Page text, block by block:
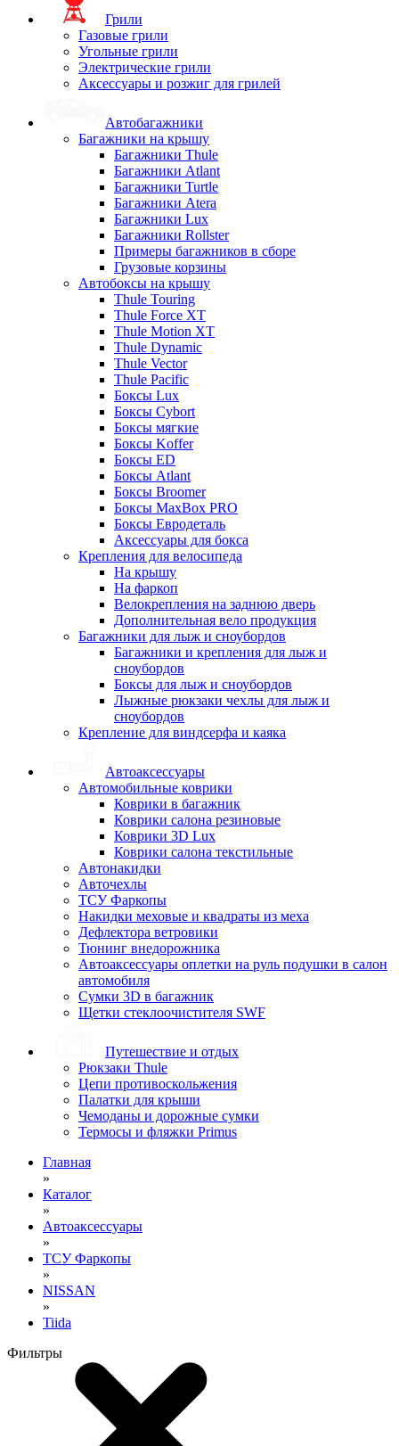
Грили
Газовые грили
Угольные грили
Электрические грили
Аксессуары и розжиг для грилей
Автобагажники
Багажники на крышу
Багажники Thule
Багажники Atlant
Багажники Turtle
Багажники Atera
Багажники Lux
Багажники Rollster
Примеры багажников в сборе
Грузовые корзины
Автобоксы на крышу
Thule Touring
Thule Force XT
Thule Motion XT
Thule Dynamic
Thule Vector
Thule Pacific
Боксы Lux
Боксы Cybort
Боксы мягкие
Боксы Koffer
Боксы ED
Боксы Atlant
Боксы Broomer
Боксы MaxBox PRO
Боксы Евродеталь
Аксессуары для бокса
Крепления для велосипеда
На крышу
На фаркоп
Велокрепления на заднюю дверь
Дополнительная вело продукция
Багажники для лыж и сноубордов
Багажники и крепления для лыж и
сноубордов
Боксы для лыж и сноубордов
Лыжные рюкзаки чехлы для лыж и
сноубордов
Крепление для виндсерфа и каяка
Автоаксессуары
Автомобильные коврики
Коврики в багажник
Коврики салона резиновые
Коврики 3D Lux
Коврики салона текстильные
Автонакидки
Авточехлы
ТСУ Фаркопы
Накидки меховые и квадраты из меха
Дефлектора ветровики
Тюнинг внедорожника
Автоаксессуары оплетки на руль подушки в салон
автомобиля
Сумки 3D в багажник
Щетки стеклоочистителя SWF
Путешествие и отдых
Рюкзаки Thule
Цепи противоскольжения
Палатки для крыши
Чемоданы и дорожные сумки
Термосы и фляжки Primus
Главная
»
Каталог
»
Автоаксессуары
»
ТСУ Фаркопы
»
NISSAN
»
Tiida
Фильтры